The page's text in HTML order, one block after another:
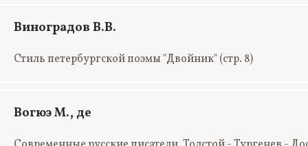
Виноградов В.В.
Стиль петербургской поэмы "Двойник"(стр. 8)
Вогюэ М., де